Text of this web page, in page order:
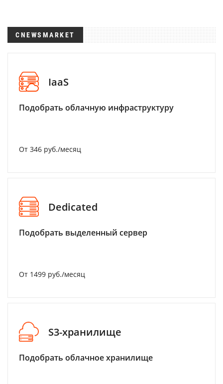
CNEWSMARKET
IaaS
Подобрать облачную инфраструктуру
От 346 руб./месяц
Dedicated
Подобрать выделенный сервер
От 1499 руб./месяц
S3-хранилище
Подобрать облачное хранилище